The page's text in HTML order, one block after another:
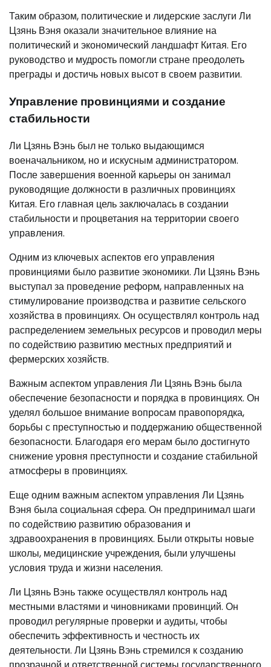
Таким образом, политические и лидерские заслуги Ли
Цзянь Вэня оказали значительное влияние на
политический и экономический ландшафт Китая. Его
руководство и мудрость помогли стране преодолеть
преграды и достичь новых высот в своем развитии.
Управление провинциями и создание
стабильности
Ли Цзянь Вэнь был не только выдающимся
военачальником, но и искусным администратором.
После завершения военной карьеры он занимал
руководящие должности в различных провинциях
Китая. Его главная цель заключалась в создании
стабильности и процветания на территории своего
управления.
Одним из ключевых аспектов его управления
провинциями было развитие экономики. Ли Цзянь Вэнь
выступал за проведение реформ, направленных на
стимулирование производства и развитие сельского
хозяйства в провинциях. Он осуществлял контроль над
распределением земельных ресурсов и проводил меры
по содействию развитию местных предприятий и
фермерских хозяйств.
Важным аспектом управления Ли Цзянь Вэнь была
обеспечение безопасности и порядка в провинциях. Он
уделял большое внимание вопросам правопорядка,
борьбы с преступностью и поддержанию общественной
безопасности. Благодаря его мерам было достигнуто
снижение уровня преступности и создание стабильной
атмосферы в провинциях.
Еще одним важным аспектом управления Ли Цзянь
Вэня была социальная сфера. Он предпринимал шаги
по содействию развитию образования и
здравоохранения в провинциях. Были открыты новые
школы, медицинские учреждения, были улучшены
условия труда и жизни населения.
Ли Цзянь Вэнь также осуществлял контроль над
местными властями и чиновниками провинций. Он
проводил регулярные проверки и аудиты, чтобы
обеспечить эффективность и честность их
деятельности. Ли Цзянь Вэнь стремился к созданию